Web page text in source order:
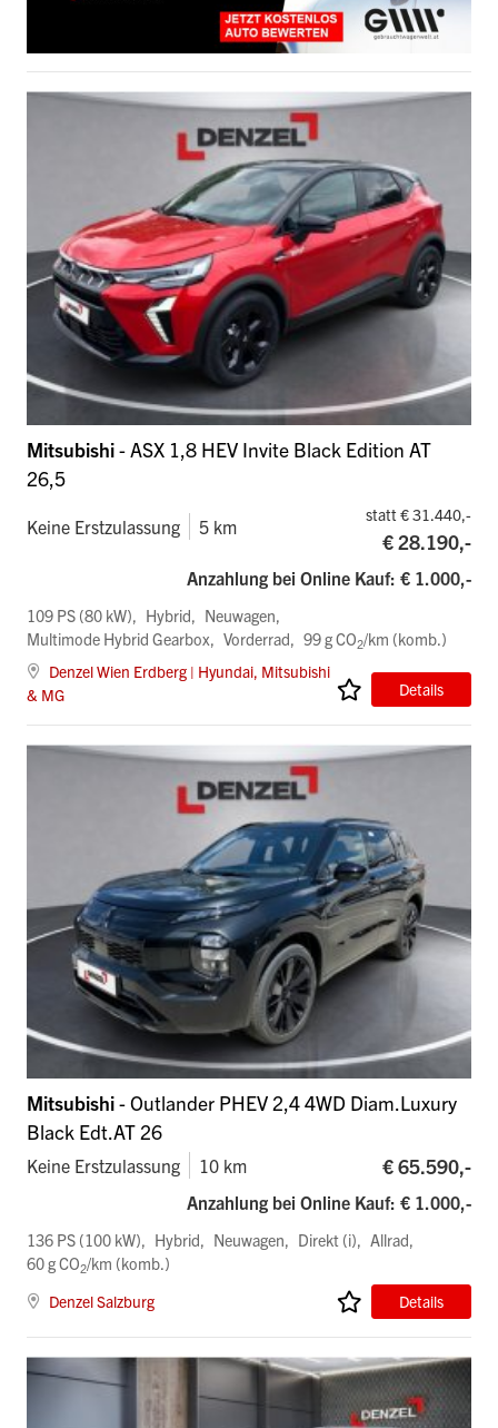
Mitsubishi- ASX 1,8 HEV Invite Black Edition AT
26,5
Keine Erstzulassung 5 km
statt € 31.440,-
€ 28.190,-
Anzahlung bei Online Kauf: € 1.000,-
109 PS (80 kW) Hybrid
Neuwagen
Multimode Hybrid Gearbox
Vorderrad 99 g CO2/km (komb.)
Denzel Wien Erdberg | Hyundai, Mitsubishi
& MG
Details
Mitsubishi- Outlander PHEV 2,4 4WD Diam.Luxury
Black Edt.AT 26
Keine Erstzulassung 10 km € 65.590,-
Anzahlung bei Online Kauf: € 1.000,-
136 PS (100 kW) Hybrid Neuwagen Direkt (i)
Allrad
60 g CO2/km (komb.)
Denzel Salzburg
Details